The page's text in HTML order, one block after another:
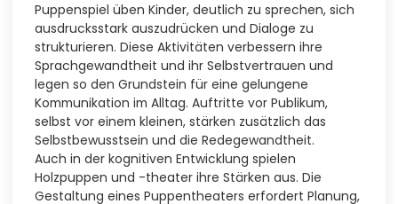
Puppenspiel üben Kinder, deutlich zu sprechen, sich
ausdrucksstark auszudrücken und Dialoge zu
strukturieren. Diese Aktivitäten verbessern ihre
Sprachgewandtheit und ihr Selbstvertrauen und
legen so den Grundstein für eine gelungene
Kommunikation im Alltag. Auftritte vor Publikum,
selbst vor einem kleinen, stärken zusätzlich das
Selbstbewusstsein und die Redegewandtheit.
Auch in der kognitiven Entwicklung spielen
Holzpuppen und -theater ihre Stärken aus. Die
Gestaltung eines Puppentheaters erfordert Planung,